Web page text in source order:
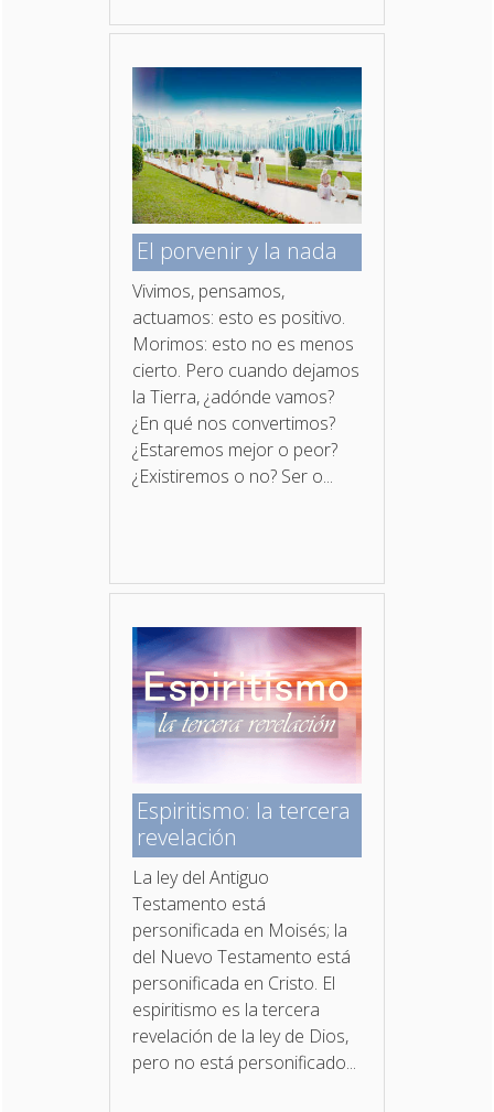
El porvenir y la nada
Vivimos, pensamos,
actuamos: esto es positivo.
Morimos: esto no es menos
cierto. Pero cuando dejamos
la Tierra, ¿adónde vamos?
¿En qué nos convertimos?
¿Estaremos mejor o peor?
¿Existiremos o no? Ser o...
Espiritismo: la tercera
revelación
La ley del Antiguo
Testamento está
personificada en Moisés; la
del Nuevo Testamento está
personificada en Cristo. El
espiritismo es la tercera
revelación de la ley de Dios,
pero no está personificado...